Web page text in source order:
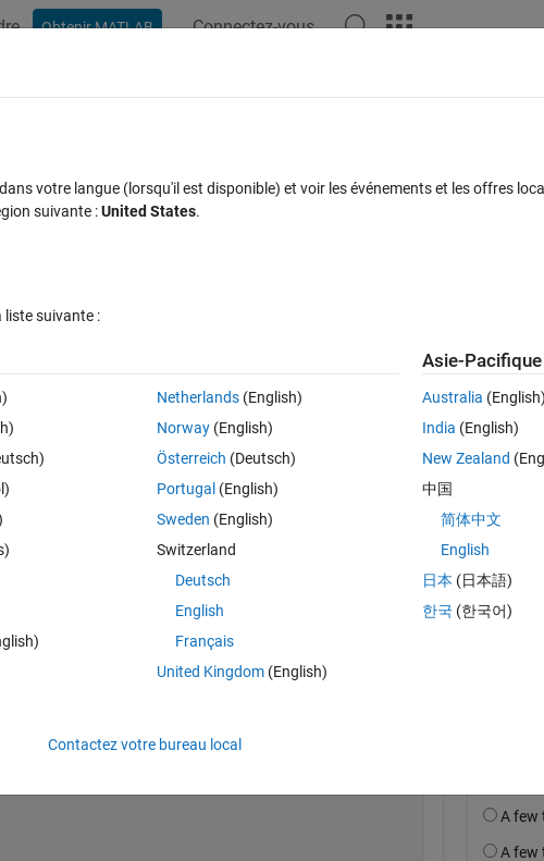
Obtenir MATLAB Connectez-vous
and using both y axis?
Ouvrir dans MATLAB Online
0.001
le 23
le 23
votre langue (lorsqu'il est disponible) et voir les événements et les offres
suivante :United States.
liste suivante :
Netherlands(English)
Norway(English)
Österreich (Deutsch)
Portugal (English)
Sweden (English)
Switzerland
Deutsch
English
Français
United Kingdom(English)
Asie-Pacifique
Australia (English)
India (English)
New Zealand
中国
简体中文
English
日本 (日本語)
한국 (한국어)
Contactez votre bureau local